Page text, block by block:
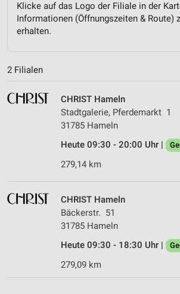
Klicke auf das Logo der Filiale in der
Informationen (Öffnungszeiten & Route)
erhalten.
2 Filialen
CHRIST Hameln
Stadtgalerie, Pferdemarkt 1
31785 Hameln
Heute 09:30 - 20:00 Uhr |
279,14 km
CHRIST Hameln
Bäckerstr. 51
31785 Hameln
Heute 09:30 - 18:30 Uhr |
279,09 km